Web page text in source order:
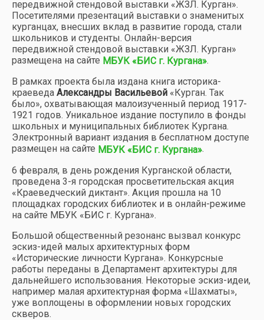
передвижной стендовой выставки «ЖЗЛ. Курган».
Посетителями презентаций выставки о знаменитых
курганцах, внесших вклад в развитие города, стали
школьников и студенты. Онлайн-версия
передвижной стендовой выставки «ЖЗЛ. Курган»
размещена на сайте МБУК «БИС г. Кургана».
В рамках проекта была издана книга историка-
краеведа Александры Васильевой «Курган. Так
было», охватывающая малоизученный период 1917-
1921 годов. Уникальное издание поступило в фонды
школьных и муниципальных библиотек Кургана.
Электронный вариант издания в бесплатном доступе
размещен на сайте МБУК «БИС г. Кургана».
6 февраля, в день рождения Курганской области,
проведена 3-я городская просветительская акция
«Краеведческий диктант». Акция прошла на 10
площадках городских библиотек и в онлайн-режиме
на сайте МБУК «БИС г. Кургана».
Большой общественный резонанс вызвал конкурс
эскиз-идей малых архитектурных форм
«Исторические личности Кургана». Конкурсные
работы переданы в Департамент архитектуры для
дальнейшего использования. Некоторые эскиз-идеи,
например малая архитектурная форма «Шахматы»,
уже воплощены в оформлении новых городских
скверов.